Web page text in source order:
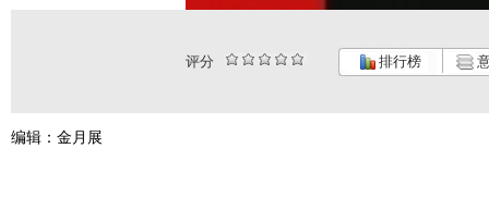
评分 排行榜
编辑：金月展